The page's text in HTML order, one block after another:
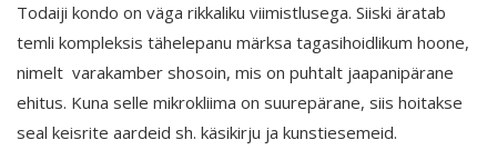
Todaiji kondo on väga rikkaliku viimistlusega. Siiski äratab
temli kompleksis tähelepanu märksa tagasihoidlikum hoone,
nimelt varakamber shosoin, mis on puhtalt jaapanipärane
ehitus. Kuna selle mikrokliima on suurepärane, siis hoitakse
seal keisrite aardeid sh. käsikirju ja kunstiesemeid.